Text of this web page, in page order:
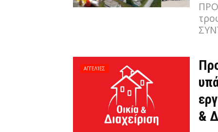
ΑΓΓΕΛΊΕΣ
&